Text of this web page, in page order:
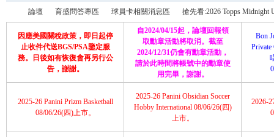
»
論壇
›
育盛問答專區
›
球員卡相關消息區
›
搶先看:2026 Topps Midnight
因應美國關稅政策，即日起停
止收件代送BGS/PSA鑒定服
務。日後如有恢復會再另行公
告，謝謝。
自2024/04/15起，論壇回報領
取勳章活動將取消。截至
2024/12/31仍會有勳章活動，
請於此時間將帳號中的勳章使
用完畢，謝謝。
Bon
2025-26 Panini Prizm Basketball
08/06/26(四)上市。
2025-26 Panini Obsidian Soccer
Hobby International 08/06/26(四)
上市。
2026-